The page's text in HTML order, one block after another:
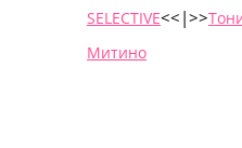
SELECTIVE<<|>>
Митино